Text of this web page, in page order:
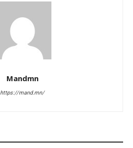
Mandmn
https://mand.mn/